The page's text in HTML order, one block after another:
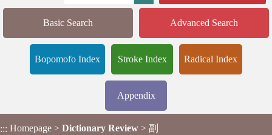
Basic Search Advanced Search
Bopomofo Index Stroke Index Radical Index
Appendix
::: Homepage > Dictionary Review > 副